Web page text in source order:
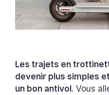
Les trajets en
devenir plus simples
un bon antivol. Vous